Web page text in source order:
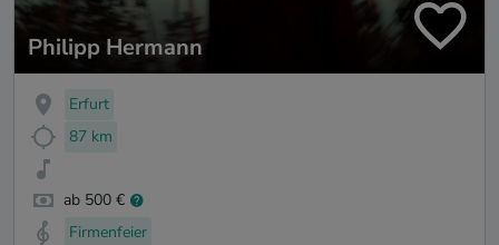
Philipp Hermann
Erfurt
87 km
ab 500 €
Firmenfeier